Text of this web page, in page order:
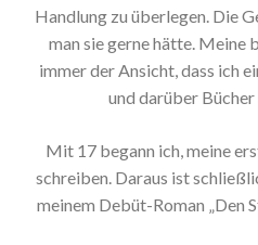
Handlung zu überlegen. Die
man sie gerne hätte. Meine
immer der Ansicht, dass ich
und darüber
Mit 17 begann ich, meine
schreiben. Daraus ist
meinem Debüt-Roman „Den